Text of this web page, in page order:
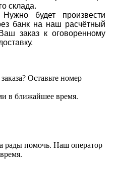
склада.
будет произвести
банк на наш расчётный
заказ к оговоренному
Оставьте номер
в ближайшее время.
рады помочь. Наш оператор